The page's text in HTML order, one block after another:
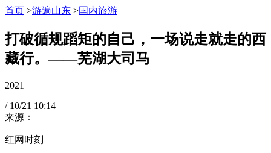
首页 >游遍山东 >国内旅游
打破循规蹈矩的自己，一场说走就走的西
藏行。——芜湖大司马
2021
/ 10/21 10:14
来源：
红网时刻